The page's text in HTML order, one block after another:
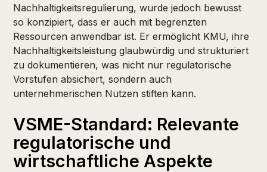
Nachhaltigkeitsregulierung, wurde jedoch bewusst
so konzipiert, dass er auch mit begrenzten
Ressourcen anwendbar ist. Er ermöglicht KMU, ihre
Nachhaltigkeitsleistung glaubwürdig und strukturiert
zu dokumentieren, was nicht nur regulatorische
Vorstufen absichert, sondern auch
unternehmerischen Nutzen stiften kann.
VSME-Standard: Relevante
regulatorische und
wirtschaftliche Aspekte